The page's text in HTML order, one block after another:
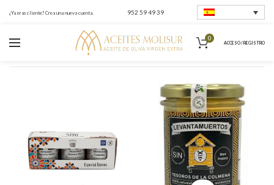
¿Ya eras cliente? Crea una nueva cuenta. 952 59 49 39
0
ACCESO / REGISTRO
Inicio Miel